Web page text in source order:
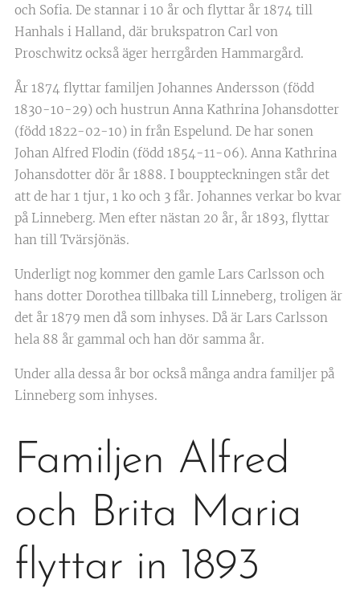
och Sofia. De stannar i 10 år och flyttar år 1874 till
Hanhals i Halland, där brukspatron Carl von
Proschwitz också äger herrgården Hammargård.
År 1874 flyttar familjen Johannes Andersson (född
1830-10-29) och hustrun Anna Kathrina Johansdotter
(född 1822-02-10) in från Espelund. De har sonen
Johan Alfred Flodin (född 1854-11-06). Anna Kathrina
Johansdotter dör år 1888. I bouppteckningen står det
att de har 1 tjur, 1 ko och 3 får. Johannes verkar bo kvar
på Linneberg. Men efter nästan 20 år, år 1893, flyttar
han till Tvärsjönäs.
Underligt nog kommer den gamle Lars Carlsson och
hans dotter Dorothea tillbaka till Linneberg, troligen är
det år 1879 men då som inhyses. Då är Lars Carlsson
hela 88 år gammal och han dör samma år.
Under alla dessa år bor också många andra familjer på
Linneberg som inhyses.
Familjen Alfred
och Brita Maria
flyttar in 1893